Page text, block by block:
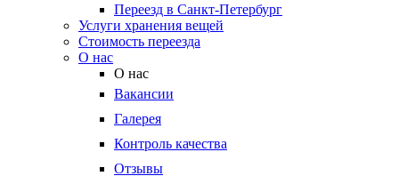
Переезд в Санкт-Петербург
Услуги хранения вещей
Стоимость переезда
О нас
О нас
Вакансии
Галерея
Контроль качества
Отзывы